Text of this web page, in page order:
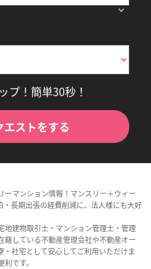
プ！簡単30秒！
エストをする
ーマンション情報！マンスリー＋ウィー
・長期出張の経費削減に、法人様にも大好
地建物取引士・マンション管理士・管理
籍している不動産管理会社や不動産オー
社宅として安心してご利用いただけま
です。